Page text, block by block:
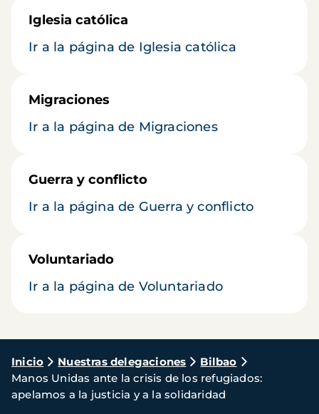
Iglesia católica
Ir a la página de Iglesia católica
Migraciones
Ir a la página de Migraciones
Guerra y conflicto
Ir a la página de Guerra y conflicto
Voluntariado
Ir a la página de Voluntariado
Ruta
de
navegación
Inicio Nuestras delegaciones
Bilbao
Manos Unidas ante la crisis de los refugiados:
apelamos a la justicia y a la solidaridad